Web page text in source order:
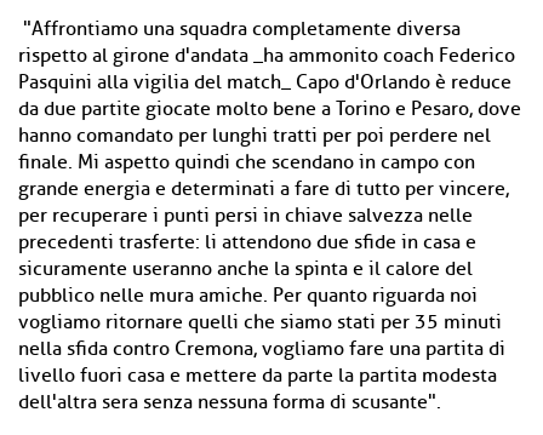
"Affrontiamo una squadra completamente diversa
rispetto al girone d'andata _ha ammonito coach Federico
Pasquini alla vigilia del match_ Capo d'Orlando è reduce
da due partite giocate molto bene a Torino e Pesaro, dove
hanno comandato per lunghi tratti per poi perdere nel
finale. Mi aspetto quindi che scendano in campo con
grande energia e determinati a fare di tutto per vincere,
per recuperare i punti persi in chiave salvezza nelle
precedenti trasferte: li attendono due sfide in casa e
sicuramente useranno anche la spinta e il calore del
pubblico nelle mura amiche. Per quanto riguarda noi
vogliamo ritornare quelli che siamo stati per 35 minuti
nella sfida contro Cremona, vogliamo fare una partita di
livello fuori casa e mettere da parte la partita modesta
dell'altra sera senza nessuna forma di scusante".